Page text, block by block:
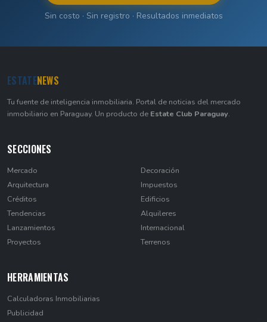
Sin costo · Sin registro · Resultados inmediatos
ESTATENEWS
Tu fuente de inteligencia inmobiliaria. Portal de noticias del mercado
inmobiliario en Paraguay. Un producto de Estate Club Paraguay.
SECCIONES
Mercado
Arquitectura
Créditos
Tendencias
Lanzamientos
Proyectos
Decoración
Impuestos
Edificios
Alquileres
Internacional
Terrenos
HERRAMIENTAS
Calculadoras Inmobiliarias
Publicidad